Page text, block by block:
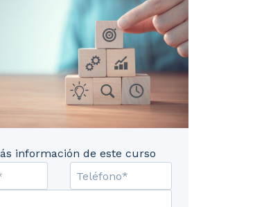
información de este curso